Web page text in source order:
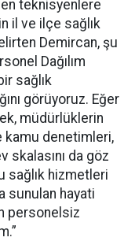
teknisyenlere
il ve ilçe sağlık
Demircan, şu
Dağılım
sağlık
görüyoruz. Eğer
müdürlüklerin
kamu denetimleri,
skalasını da göz
sağlık hizmetleri
sunulan hayati
personelsiz